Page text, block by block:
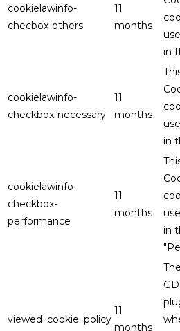
cookielawinfo-
checbox-others
11
months
in
cookielawinfo-
checkbox-necessary
11
months
in
cookielawinfo-
checkbox-
performance
11
months
in
viewed_cookie_policy
11
months